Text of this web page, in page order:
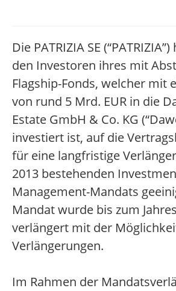
Die PATRIZIA SE
den Investoren ihres mit
Flagship-Fonds, welcher mit
von rund 5 Mrd. EUR in die
Estate GmbH & Co. KG
investiert ist, auf die
für eine langfristige
2013 bestehenden
Management-Mandats
Mandat wurde bis zum
verlängert mit der
Verlängerungen.
Im Rahmen der